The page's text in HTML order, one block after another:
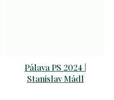
Pálava PS 2024 |
Stanislav Mádl